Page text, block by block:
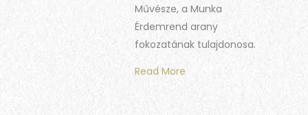
Művésze, a Munka
Érdemrend arany
fokozatának tulajdonosa.
Read More